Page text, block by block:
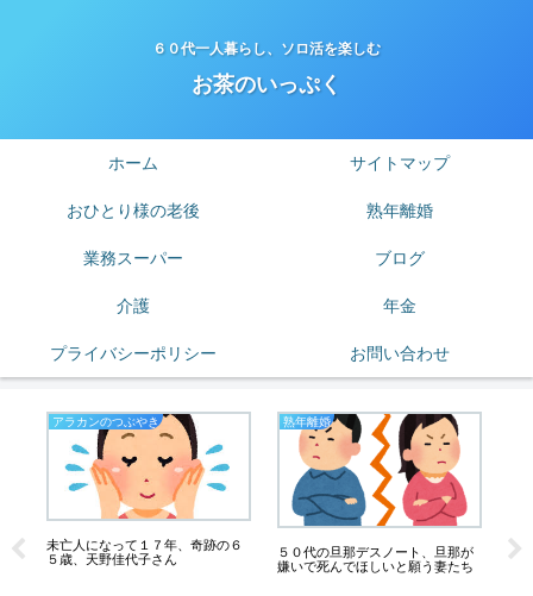
６０代一人暮らし、ソロ活を楽しむ
お茶のいっぷく
ホーム サイトマップ
おひとり様の老後 熟年離婚
業務スーパー ブログ
介護 年金
プライバシーポリシー お問い合わせ
アラカンのつぶやき
未亡人になって１７年、奇跡の６
５歳、天野佳代子さん
熟年離婚
５０代の旦那デスノート、旦那が
嫌いで死んでほしいと願う妻たち
強